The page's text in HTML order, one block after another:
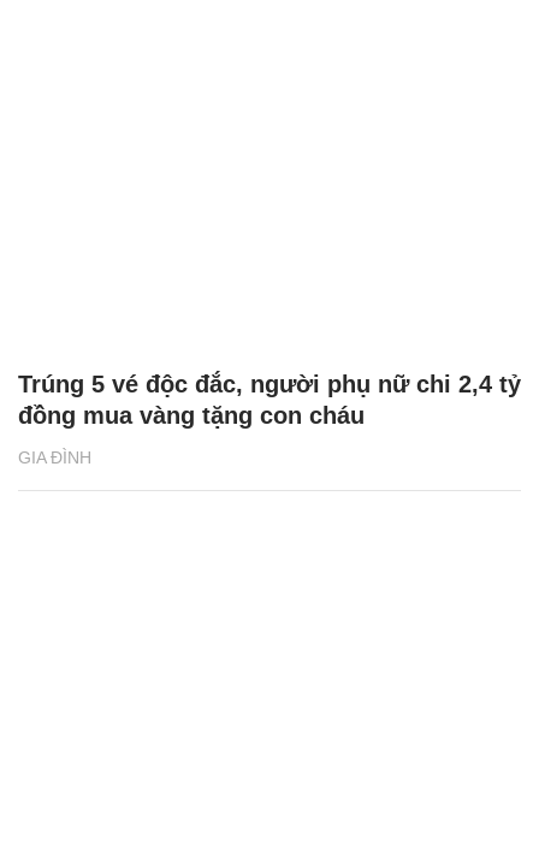
GIA ĐÌNH
Trúng 5 vé độc đắc, người phụ nữ chi 2,4 tỷ
đồng mua vàng tặng con cháu